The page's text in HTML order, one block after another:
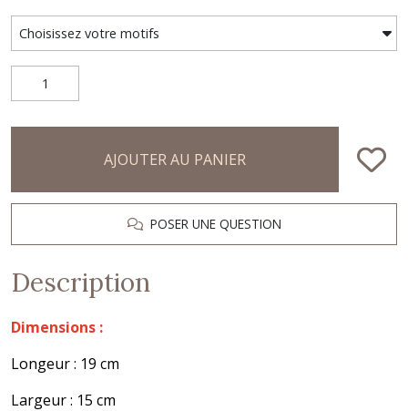
AJOUTER AU PANIER
POSER UNE QUESTION
Description
Dimensions :
Longeur : 19 cm
Largeur : 15 cm